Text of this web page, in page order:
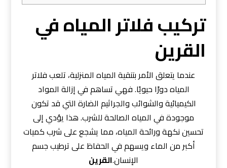
تركيب فلاتر المياه في
القرين
عندما يتعلق الأمر بتنقية المياه المنزلية، تلعب فلاتر
المياه دورًا حيويًا. فهي تساهم في إزالة المواد
الكيميائية والشوائب والجراثيم الضارة التي قد تكون
موجودة في المياه الصالحة للشرب. هذا يؤدي إلى
تحسين نكهة ورائحة المياه، مما يشجع على شرب كميات
أكبر من الماء ويسهم في الحفاظ على ترطيب جسم
الإنسان.القرين